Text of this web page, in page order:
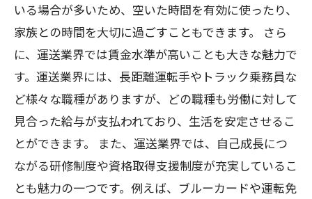
いる場合が多いため、空いた時間を有効に使ったり、
家族との時間を大切に過ごすこともできます。 さら
に、運送業界では賃金水準が高いことも大きな魅力で
す。運送業界には、長距離運転手やトラック乗務員な
ど様々な職種がありますが、どの職種も労働に対して
見合った給与が支払われており、生活を安定させるこ
とができます。 また、運送業界では、自己成長につ
ながる研修制度や資格取得支援制度が充実しているこ
とも魅力の一つです。例えば、ブルーカードや運転免